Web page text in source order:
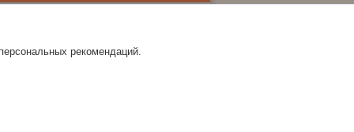
рекомендаций.